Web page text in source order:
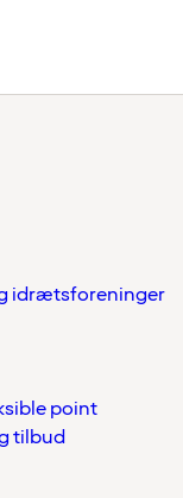
idrætsforeninger
point
tilbud